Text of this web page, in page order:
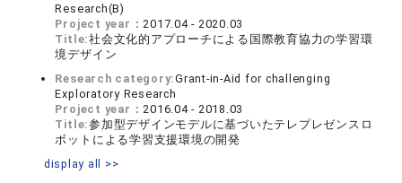
Research(B)
Project year：2017.04 - 2020.03
Title:社会文化的アプローチによる国際教育協力の学習環
境デザイン
Research category:Grant-in-Aid for challenging
Exploratory Research
Project year：2016.04 - 2018.03
Title:参加型デザインモデルに基づいたテレプレゼンスロ
ボットによる学習支援環境の開発
display all >>